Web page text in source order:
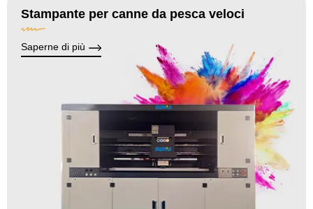
Stampante per canne da pesca veloci
Saperne di più